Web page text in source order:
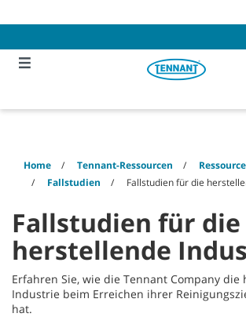
to
to
menu
Home Tennant-Ressourcen
Fallstudien
Fallstudien für die
Fallstudien für die
herstellende
Erfahren Sie, wie die Tennant Company die
Industrie beim Erreichen ihrer
hat.